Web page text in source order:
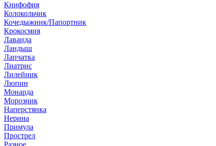
Книфофия
Колокольчик
Кочедыжник/Папортник
Крокосмия
Лаванда
Ландыш
Лапчатка
Лиатрис
Лилейник
Люпин
Монарда
Морозник
Наперстянка
Нерина
Примула
Прострел
Разное